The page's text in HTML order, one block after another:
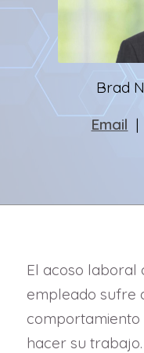
Brad
Email |
El acoso laboral
empleado sufre
comportamiento
hacer su